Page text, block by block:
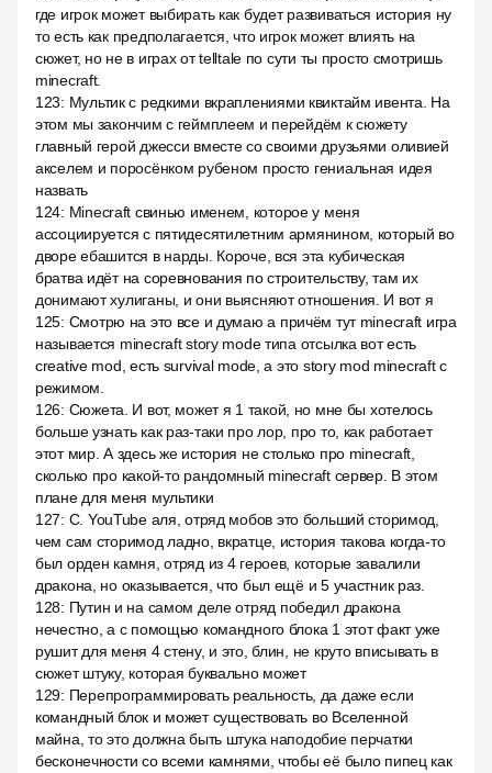
где игрок может выбирать как будет развиваться история ну
то есть как предполагается, что игрок может влиять на
сюжет, но не в играх от telltale по сути ты просто смотришь
minecraft.
123: Мультик с редкими вкраплениями квиктайм ивента. На
этом мы закончим с геймплеем и перейдём к сюжету
главный герой джесси вместе со своими друзьями оливией
акселем и поросёнком рубеном просто гениальная идея
назвать
124: Minecraft свинью именем, которое у меня
ассоциируется с пятидесятилетним армянином, который во
дворе ебашится в нарды. Короче, вся эта кубическая
братва идёт на соревнования по строительству, там их
донимают хулиганы, и они выясняют отношения. И вот я
125: Смотрю на это все и думаю а причём тут minecraft игра
называется minecraft story mode типа отсылка вот есть
creative mod, есть survival mode, а это story mod minecraft с
режимом.
126: Сюжета. И вот, может я 1 такой, но мне бы хотелось
больше узнать как раз-таки про лор, про то, как работает
этот мир. А здесь же история не столько про minecraft,
сколько про какой-то рандомный minecraft сервер. В этом
плане для меня мультики
127: С. YouTube аля, отряд мобов это больший сторимод,
чем сам сторимод ладно, вкратце, история такова когда-то
был орден камня, отряд из 4 героев, которые завалили
дракона, но оказывается, что был ещё и 5 участник раз.
128: Путин и на самом деле отряд победил дракона
нечестно, а с помощью командного блока 1 этот факт уже
рушит для меня 4 стену, и это, блин, не круто вписывать в
сюжет штуку, которая буквально может
129: Перепрограммировать реальность, да даже если
командный блок и может существовать во Вселенной
майна, то это должна быть штука наподобие перчатки
бесконечности со всеми камнями, чтобы её было пипец как